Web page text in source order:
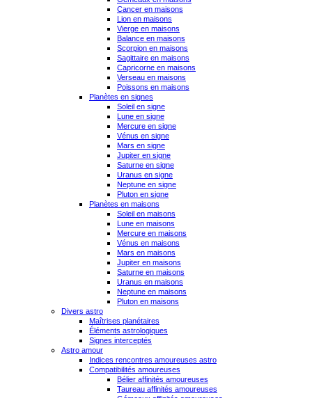
Cancer en maisons
Lion en maisons
Vierge en maisons
Balance en maisons
Scorpion en maisons
Sagittaire en maisons
Capricorne en maisons
Verseau en maisons
Poissons en maisons
Planètes en signes
Soleil en signe
Lune en signe
Mercure en signe
Vénus en signe
Mars en signe
Jupiter en signe
Saturne en signe
Uranus en signe
Neptune en signe
Pluton en signe
Planètes en maisons
Soleil en maisons
Lune en maisons
Mercure en maisons
Vénus en maisons
Mars en maisons
Jupiter en maisons
Saturne en maisons
Uranus en maisons
Neptune en maisons
Pluton en maisons
Divers astro
Maîtrises planétaires
Éléments astrologiques
Signes interceptés
Astro amour
Indices rencontres amoureuses astro
Compatibilités amoureuses
Bélier affinités amoureuses
Taureau affinités amoureuses